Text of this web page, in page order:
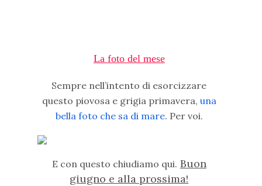
La foto del mese
Sempre nell’intento di esorcizzare
questo piovosa e grigia primavera, una
bella foto che sa di mare. Per voi.
E con questo chiudiamo qui. Buon
giugno e alla prossima!